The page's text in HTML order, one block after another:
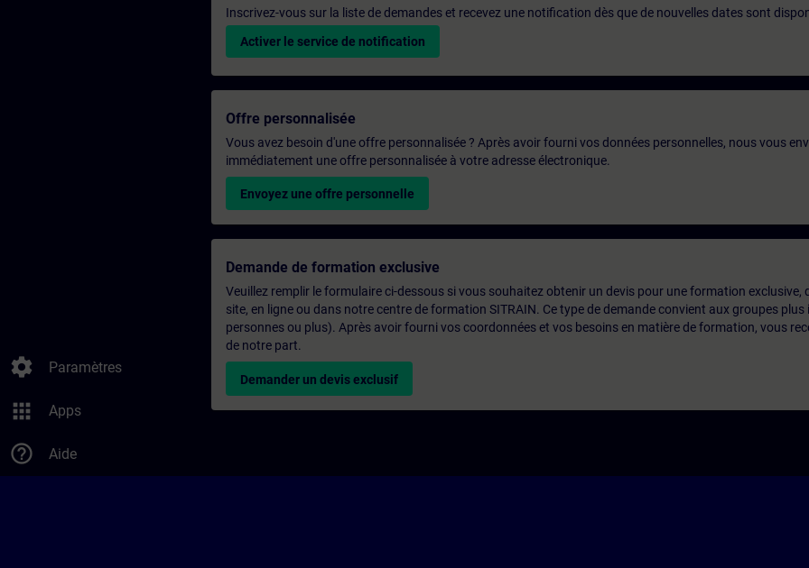
settings Paramètres
apps Apps
help_outline Aide
Inscrivez-vous sur la liste de demandes et recevez une notification dès que de nouvelles dates sont
Activer le service de notification
Offre personnalisée
Vous avez besoin d'une offre personnalisée ? Après avoir fourni vos données personnelles, nous vous
immédiatement une offre personnalisée à votre adresse électronique.
Envoyez une offre personnelle
Demande de formation exclusive
Veuillez remplir le formulaire ci-dessous si vous souhaitez obtenir un devis pour une formation exclusive,
site, en ligne ou dans notre centre de formation SITRAIN. Ce type de demande convient aux groupes
personnes ou plus). Après avoir fourni vos coordonnées et vos besoins en matière de formation, vous
de notre part.
Demander un devis exclusif